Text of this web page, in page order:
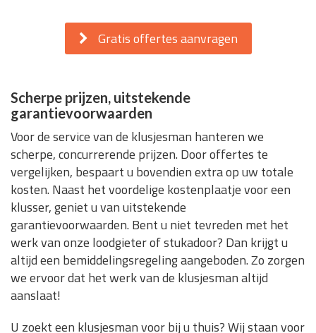
Gratis offertes aanvragen
Scherpe prijzen, uitstekende
garantievoorwaarden
Voor de service van de klusjesman hanteren we
scherpe, concurrerende prijzen. Door offertes te
vergelijken, bespaart u bovendien extra op uw totale
kosten. Naast het voordelige kostenplaatje voor een
klusser, geniet u van uitstekende
garantievoorwaarden. Bent u niet tevreden met het
werk van onze loodgieter of stukadoor? Dan krijgt u
altijd een bemiddelingsregeling aangeboden. Zo zorgen
we ervoor dat het werk van de klusjesman altijd
aanslaat!
U zoekt een klusjesman voor bij u thuis? Wij staan voor